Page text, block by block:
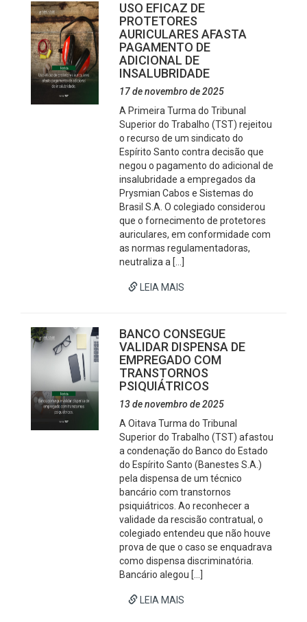
USO EFICAZ DE
PROTETORES
AURICULARES AFASTA
PAGAMENTO DE
ADICIONAL DE
INSALUBRIDADE
17 de novembro de 2025
A Primeira Turma do Tribunal
Superior do Trabalho (TST) rejeitou
o recurso de um sindicato do
Espírito Santo contra decisão que
negou o pagamento do adicional de
insalubridade a empregados da
Prysmian Cabos e Sistemas do
Brasil S.A. O colegiado considerou
que o fornecimento de protetores
auriculares, em conformidade com
as normas regulamentadoras,
neutraliza a […]
LEIA MAIS
BANCO CONSEGUE
VALIDAR DISPENSA DE
EMPREGADO COM
TRANSTORNOS
PSIQUIÁTRICOS
13 de novembro de 2025
A Oitava Turma do Tribunal
Superior do Trabalho (TST) afastou
a condenação do Banco do Estado
do Espírito Santo (Banestes S.A.)
pela dispensa de um técnico
bancário com transtornos
psiquiátricos. Ao reconhecer a
validade da rescisão contratual, o
colegiado entendeu que não houve
prova de que o caso se enquadrava
como dispensa discriminatória.
Bancário alegou […]
LEIA MAIS